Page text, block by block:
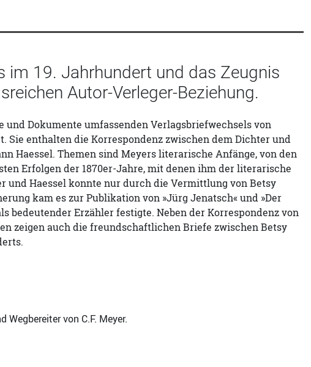
im 19. Jahrhundert und das Zeugnis
Autor-Verleger-Beziehung.
Dokumente umfassenden Verlagsbriefwechsels von
Sie enthalten die Korrespondenz zwischen dem Dichter und
Haessel. Themen sind Meyers literarische Anfänge, von den
Erfolgen der 1870er-Jahre, mit denen ihm der literarische
und Haessel konnte nur durch die Vermittlung von Betsy
kam es zur Publikation von »Jürg Jenatsch« und »Der
bedeutender Erzähler festigte. Neben der Korrespondenz von
zeigen auch die freundschaftlichen Briefe zwischen Betsy
Wegbereiter von C.F. Meyer.